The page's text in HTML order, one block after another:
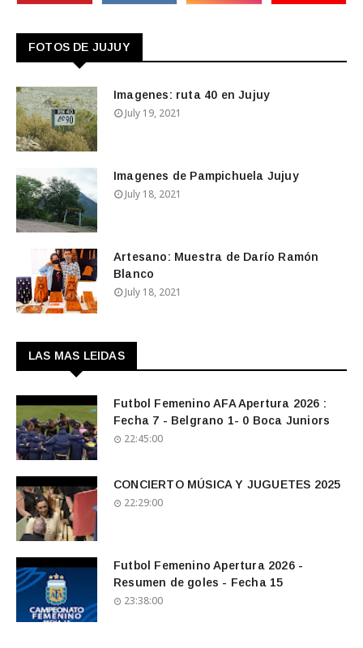
FOTOS DE JUJUY
Imagenes: ruta 40 en Jujuy
July 19, 2021
Imagenes de Pampichuela Jujuy
July 18, 2021
Artesano: Muestra de Darío Ramón
Blanco
July 18, 2021
LAS MAS LEIDAS
Futbol Femenino AFA Apertura 2026 :
Fecha 7 - Belgrano 1- 0 Boca Juniors
22:45:00
CONCIERTO MÚSICA Y JUGUETES 2025
22:29:00
Futbol Femenino Apertura 2026 -
Resumen de goles - Fecha 15
23:38:00